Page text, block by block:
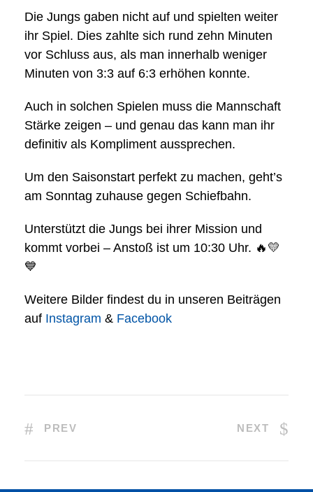
Die Jungs gaben nicht auf und spielten weiter
ihr Spiel. Dies zahlte sich rund zehn Minuten
vor Schluss aus, als man innerhalb weniger
Minuten von 3:3 auf 6:3 erhöhen konnte.
Auch in solchen Spielen muss die Mannschaft
Stärke zeigen – und genau das kann man ihr
definitiv als Kompliment aussprechen.
Um den Saisonstart perfekt zu machen, geht’s
am Sonntag zuhause gegen Schiefbahn.
Unterstützt die Jungs bei ihrer Mission und
kommt vorbei – Anstoß ist um 10:30 Uhr. 🔥💛
💙
Weitere Bilder findest du in unseren Beiträgen
auf Instagram & Facebook
PREV NEXT